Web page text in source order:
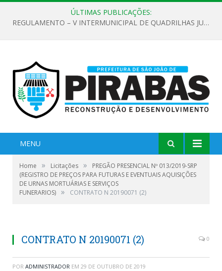
ÚLTIMAS PUBLICAÇÕES:
REGULAMENTO – V INTERMUNICIPAL DE QUADRILHAS JUNINAS 2026
MENU
Home » Licitações »
PREGÃO PRESENCIAL Nº 013/2019-SRP
(REGISTRO DE PREÇOS PARA FUTURAS E EVENTUAIS AQUISIÇÕES
DE URNAS MORTUÁRIAS E SERVIÇOS
FUNERARIOS) » CONTRATO N 20190071 (2)
CONTRATO N 20190071 (2) 0
POR ADMINISTRADOR EM 29 DE OUTUBRO DE 2019